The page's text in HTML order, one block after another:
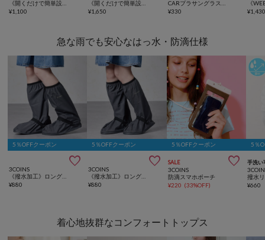
¥1,100
¥1,650
¥330 ¥
急な雨でも安心なはっ水・防滴仕様
5％OFFクーポン

3COINS
¥880
5％OFFクーポン

3COINS
¥880
5％OFFクーポン
SALE 
3COINS
防滴スマホポーチ
¥220 (33%OFF)
5％
手洗い
撥水
¥660
着心地抜群なコンフォートトップス